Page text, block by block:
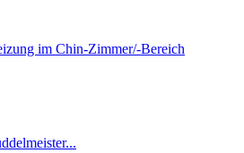
im Chin-Zimmer/-Bereich